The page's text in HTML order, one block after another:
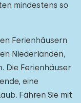
mindestens so
Ferienhäusern
Niederlanden,
Die Ferienhäuser
eine
Fahren Sie mit